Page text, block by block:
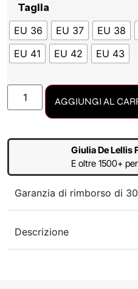
Taglia
EU 36
EU 37 EU 38
EU 41
EU 42 EU 43
AGGIUNGI AL
Giulia De Lellis
E oltre 1500+
Garanzia di rimborso di
Descrizione